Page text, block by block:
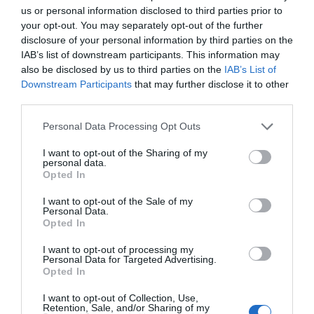
us or personal information disclosed to third parties prior to
your opt-out. You may separately opt-out of the further
disclosure of your personal information by third parties on the
IAB’s list of downstream participants. This information may
also be disclosed by us to third parties on the IAB’s List of
Downstream Participants that may further disclose it to other
Personal Data Processing Opt Outs
I want to opt-out of the Sharing of my
personal data.
Opted In
I want to opt-out of the Sale of my
Personal Data.
Opted In
I want to opt-out of processing my
Personal Data for Targeted Advertising.
Opted In
I want to opt-out of Collection, Use,
Retention, Sale, and/or Sharing of my
Vanesa Martínez, CEO de Grupo Carinsa.
De este modo, la creación delPerfume de la Química by
Carinsa®es un ejercicio creativo que busca
reinterpretar los valores asociados a la química
moderna: precisión, transformación y capacidad de
generar nuevas experiencias.
La presentación del perfume tiene lugar en un contexto
marcado por el impulso de acciones orientadas a
especial atención a las nuevas generaciones.
En este marco, Grupo Carinsa ha puesto en marcha
recientemente propuestas de carácter divulgativo y
experiencial, como la jornada “La Esencia de la
Carinsa (Barcelona).